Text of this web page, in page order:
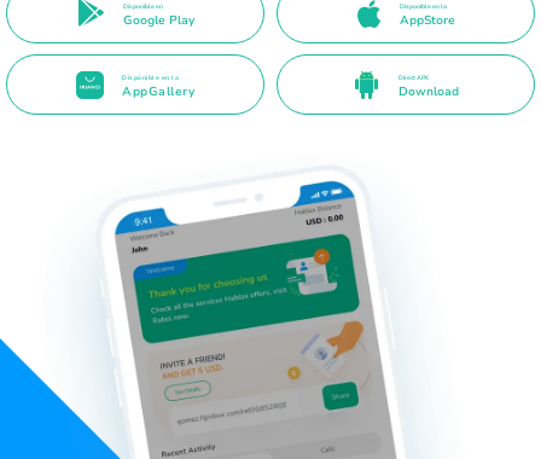
Disponible en
Google Play
Disponible en la
AppStore
Disponible en la
AppGallery
Direct APK
Download